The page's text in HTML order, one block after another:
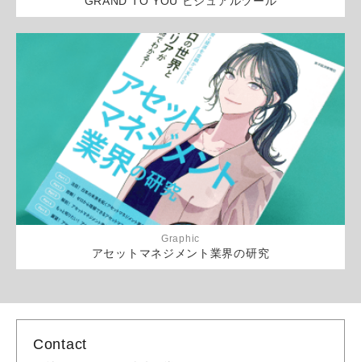
Graphic
アセットマネジメント業界の研究
Contact